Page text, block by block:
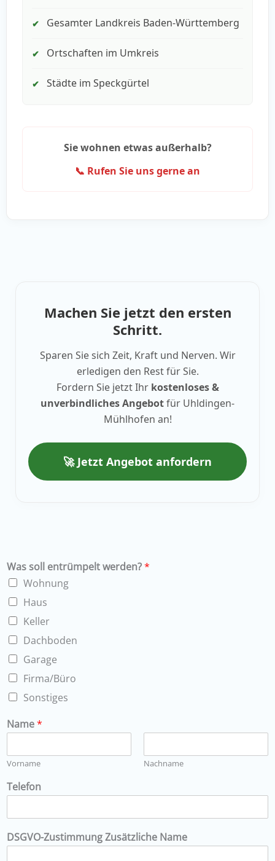
✔ Gesamter Landkreis Baden-Württemberg
✔ Ortschaften im Umkreis
✔ Städte im Speckgürtel
Sie wohnen etwas außerhalb?
📞 Rufen Sie uns gerne an
Machen Sie jetzt den ersten
Schritt.
Sparen Sie sich Zeit, Kraft und Nerven. Wir
erledigen den Rest für Sie.
Fordern Sie jetzt Ihr kostenloses &
unverbindliches Angebotfür Uhldingen-
Mühlhofen an!
🚀 Jetzt Angebot anfordern
Was soll entrümpelt werden?*
Wohnung
Haus
Keller
Dachboden
Garage
Firma/Büro
Sonstiges
Name*
Vorname Nachname
Telefon
DSGVO-Zustimmung Zusätzliche Name